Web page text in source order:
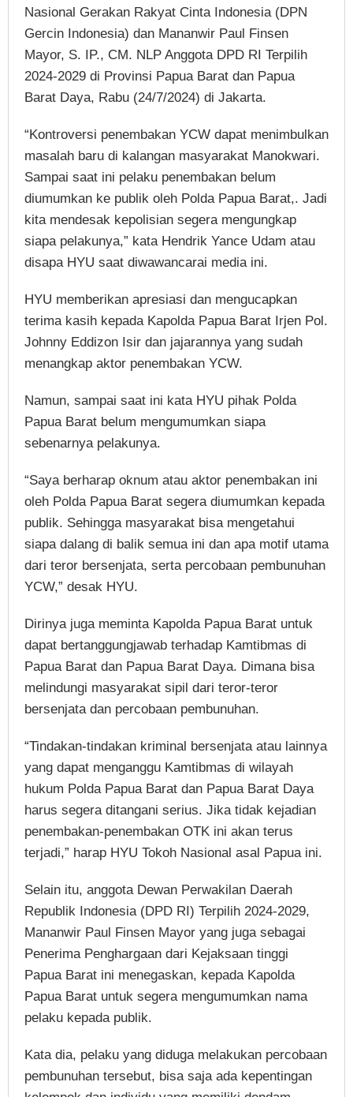
Nasional Gerakan Rakyat Cinta Indonesia (DPN
Gercin Indonesia) dan Mananwir Paul Finsen
Mayor, S. IP., CM. NLP Anggota DPD RI Terpilih
2024-2029 di Provinsi Papua Barat dan Papua
Barat Daya, Rabu (24/7/2024) di Jakarta.
“Kontroversi penembakan YCW dapat menimbulkan
masalah baru di kalangan masyarakat Manokwari.
Sampai saat ini pelaku penembakan belum
diumumkan ke publik oleh Polda Papua Barat,. Jadi
kita mendesak kepolisian segera mengungkap
siapa pelakunya,” kata Hendrik Yance Udam atau
disapa HYU saat diwawancarai media ini.
HYU memberikan apresiasi dan mengucapkan
terima kasih kepada Kapolda Papua Barat Irjen Pol.
Johnny Eddizon Isir dan jajarannya yang sudah
menangkap aktor penembakan YCW.
Namun, sampai saat ini kata HYU pihak Polda
Papua Barat belum mengumumkan siapa
sebenarnya pelakunya.
“Saya berharap oknum atau aktor penembakan ini
oleh Polda Papua Barat segera diumumkan kepada
publik. Sehingga masyarakat bisa mengetahui
siapa dalang di balik semua ini dan apa motif utama
dari teror bersenjata, serta percobaan pembunuhan
YCW,” desak HYU.
Dirinya juga meminta Kapolda Papua Barat untuk
dapat bertanggungjawab terhadap Kamtibmas di
Papua Barat dan Papua Barat Daya. Dimana bisa
melindungi masyarakat sipil dari teror-teror
bersenjata dan percobaan pembunuhan.
“Tindakan-tindakan kriminal bersenjata atau lainnya
yang dapat menganggu Kamtibmas di wilayah
hukum Polda Papua Barat dan Papua Barat Daya
harus segera ditangani serius. Jika tidak kejadian
penembakan-penembakan OTK ini akan terus
terjadi,” harap HYU Tokoh Nasional asal Papua ini.
Selain itu, anggota Dewan Perwakilan Daerah
Republik Indonesia (DPD RI) Terpilih 2024-2029,
Mananwir Paul Finsen Mayor yang juga sebagai
Penerima Penghargaan dari Kejaksaan tinggi
Papua Barat ini menegaskan, kepada Kapolda
Papua Barat untuk segera mengumumkan nama
pelaku kepada publik.
Kata dia, pelaku yang diduga melakukan percobaan
pembunuhan tersebut, bisa saja ada kepentingan